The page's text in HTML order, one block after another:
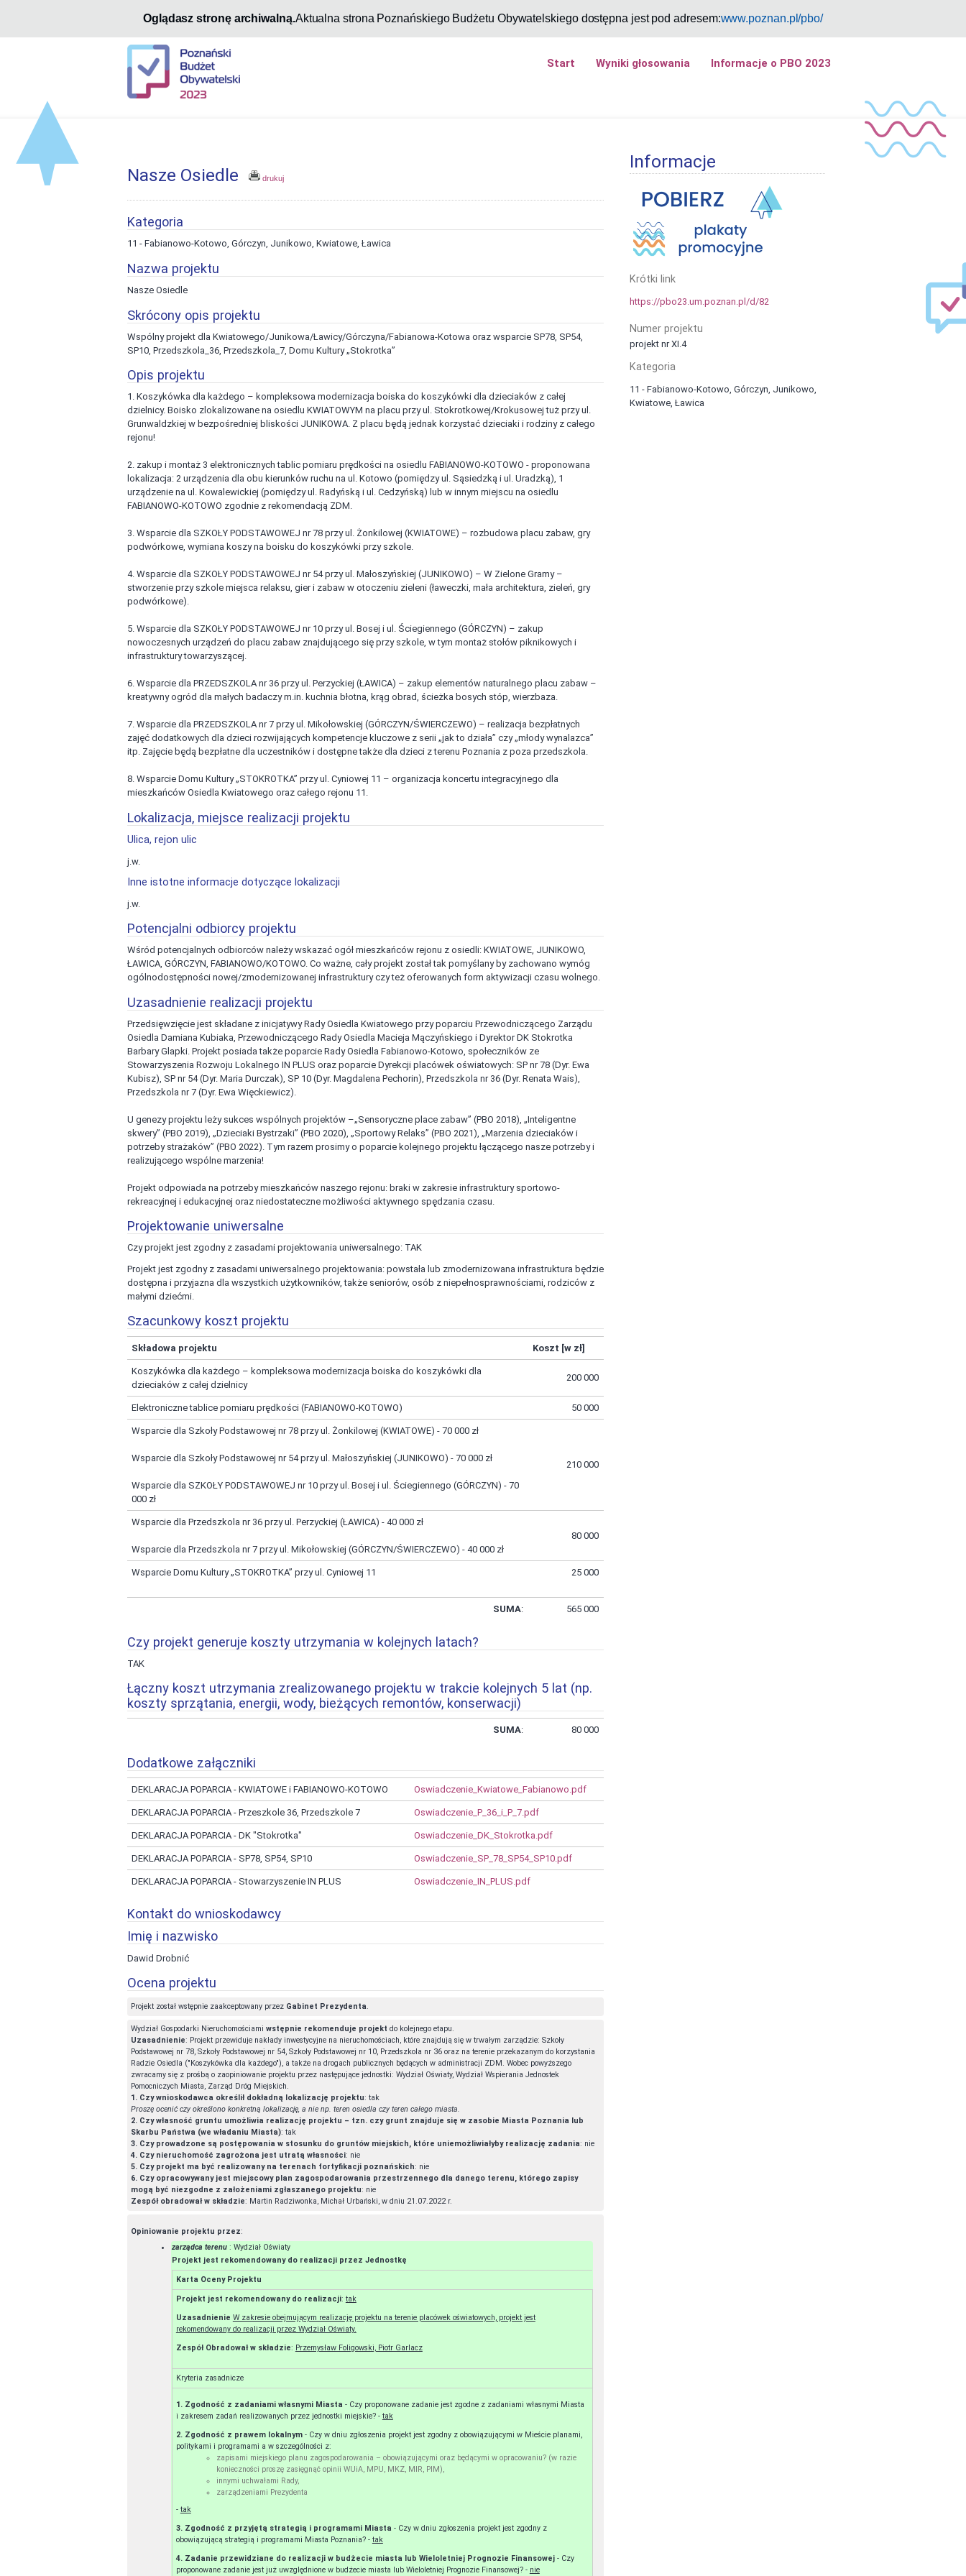
Oglądasz stronę archiwalną.Aktualna strona Poznańskiego Budżetu Obywatelskiego dostępna jest pod adresem:www.poznan.pl/pbo/
Start Wyniki głosowania Informacje o PBO 2023
Nasze Osiedle drukuj
Kategoria
11 - Fabianowo-Kotowo, Górczyn, Junikowo, Kwiatowe, Ławica
Nazwa projektu
Nasze Osiedle
Skrócony opis projektu
Wspólny projekt dla Kwiatowego/Junikowa/Ławicy/Górczyna/Fabianowa-Kotowa oraz wsparcie SP78, SP54,
SP10, Przedszkola_36, Przedszkola_7, Domu Kultury „Stokrotka”
Opis projektu
1. Koszykówka dla każdego – kompleksowa modernizacja boiska do koszykówki dla dzieciaków z całej
dzielnicy. Boisko zlokalizowane na osiedlu KWIATOWYM na placu przy ul. Stokrotkowej/Krokusowej tuż przy ul.
Grunwaldzkiej w bezpośredniej bliskości JUNIKOWA. Z placu będą jednak korzystać dzieciaki i rodziny z całego
rejonu!
2. zakup i montaż 3 elektronicznych tablic pomiaru prędkości na osiedlu FABIANOWO-KOTOWO - proponowana
lokalizacja: 2 urządzenia dla obu kierunków ruchu na ul. Kotowo (pomiędzy ul. Sąsiedzką i ul. Uradzką), 1
urządzenie na ul. Kowalewickiej (pomiędzy ul. Radyńską i ul. Cedzyńską) lub w innym miejscu na osiedlu
FABIANOWO-KOTOWO zgodnie z rekomendacją ZDM.
3. Wsparcie dla SZKOŁY PODSTAWOWEJ nr 78 przy ul. Żonkilowej (KWIATOWE) – rozbudowa placu zabaw, gry
podwórkowe, wymiana koszy na boisku do koszykówki przy szkole.
4. Wsparcie dla SZKOŁY PODSTAWOWEJ nr 54 przy ul. Małoszyńskiej (JUNIKOWO) – W Zielone Gramy –
stworzenie przy szkole miejsca relaksu, gier i zabaw w otoczeniu zieleni (ławeczki, mała architektura, zieleń, gry
podwórkowe).
5. Wsparcie dla SZKOŁY PODSTAWOWEJ nr 10 przy ul. Bosej i ul. Ściegiennego (GÓRCZYN) – zakup
nowoczesnych urządzeń do placu zabaw znajdującego się przy szkole, w tym montaż stołów piknikowych i
infrastruktury towarzyszącej.
6. Wsparcie dla PRZEDSZKOLA nr 36 przy ul. Perzyckiej (ŁAWICA) – zakup elementów naturalnego placu zabaw –
kreatywny ogród dla małych badaczy m.in. kuchnia błotna, krąg obrad, ścieżka bosych stóp, wierzbaza.
7. Wsparcie dla PRZEDSZKOLA nr 7 przy ul. Mikołowskiej (GÓRCZYN/ŚWIERCZEWO) – realizacja bezpłatnych
zajęć dodatkowych dla dzieci rozwijających kompetencje kluczowe z serii „jak to działa” czy „młody wynalazca”
itp. Zajęcie będą bezpłatne dla uczestników i dostępne także dla dzieci z terenu Poznania z poza przedszkola.
8. Wsparcie Domu Kultury „STOKROTKA” przy ul. Cyniowej 11 – organizacja koncertu integracyjnego dla
mieszkańców Osiedla Kwiatowego oraz całego rejonu 11.
Lokalizacja, miejsce realizacji projektu
Ulica, rejon ulic
j.w.
Inne istotne informacje dotyczące lokalizacji
j.w.
Potencjalni odbiorcy projektu
Wśród potencjalnych odbiorców należy wskazać ogół mieszkańców rejonu z osiedli: KWIATOWE, JUNIKOWO,
ŁAWICA, GÓRCZYN, FABIANOWO/KOTOWO. Co ważne, cały projekt został tak pomyślany by zachowano wymóg
ogólnodostępności nowej/zmodernizowanej infrastruktury czy też oferowanych form aktywizacji czasu wolnego.
Uzasadnienie realizacji projektu
Przedsięwzięcie jest składane z inicjatywy Rady Osiedla Kwiatowego przy poparciu Przewodniczącego Zarządu
Osiedla Damiana Kubiaka, Przewodniczącego Rady Osiedla Macieja Mączyńskiego i Dyrektor DK Stokrotka
Barbary Glapki. Projekt posiada także poparcie Rady Osiedla Fabianowo-Kotowo, społeczników ze
Stowarzyszenia Rozwoju Lokalnego IN PLUS oraz poparcie Dyrekcji placówek oświatowych: SP nr 78 (Dyr. Ewa
Kubisz), SP nr 54 (Dyr. Maria Durczak), SP 10 (Dyr. Magdalena Pechorin), Przedszkola nr 36 (Dyr. Renata Wais),
Przedszkola nr 7 (Dyr. Ewa Więckiewicz).
U genezy projektu leży sukces wspólnych projektów –„Sensoryczne place zabaw” (PBO 2018), „Inteligentne
skwery” (PBO 2019), „Dzieciaki Bystrzaki” (PBO 2020), „Sportowy Relaks” (PBO 2021), „Marzenia dzieciaków i
potrzeby strażaków” (PBO 2022). Tym razem prosimy o poparcie kolejnego projektu łączącego nasze potrzeby i
realizującego wspólne marzenia!
Projekt odpowiada na potrzeby mieszkańców naszego rejonu: braki w zakresie infrastruktury sportowo-
rekreacyjnej i edukacyjnej oraz niedostateczne możliwości aktywnego spędzania czasu.
Projektowanie uniwersalne
Czy projekt jest zgodny z zasadami projektowania uniwersalnego: TAK
Projekt jest zgodny z zasadami uniwersalnego projektowania: powstała lub zmodernizowana infrastruktura będzie
dostępna i przyjazna dla wszystkich użytkowników, także seniorów, osób z niepełnosprawnościami, rodziców z
małymi dziećmi.
Szacunkowy koszt projektu
Składowa projektu Koszt [w zł]
Koszykówka dla każdego – kompleksowa modernizacja boiska do koszykówki dla
dzieciaków z całej dzielnicy
200 000
Elektroniczne tablice pomiaru prędkości (FABIANOWO-KOTOWO) 50 000
Wsparcie dla Szkoły Podstawowej nr 78 przy ul. Żonkilowej (KWIATOWE) - 70 000 zł
Wsparcie dla Szkoły Podstawowej nr 54 przy ul. Małoszyńskiej (JUNIKOWO) - 70 000 zł
Wsparcie dla SZKOŁY PODSTAWOWEJ nr 10 przy ul. Bosej i ul. Ściegiennego (GÓRCZYN) - 70
000 zł
210 000
Wsparcie dla Przedszkola nr 36 przy ul. Perzyckiej (ŁAWICA) - 40 000 zł
Wsparcie dla Przedszkola nr 7 przy ul. Mikołowskiej (GÓRCZYN/ŚWIERCZEWO) - 40 000 zł
80 000
Wsparcie Domu Kultury „STOKROTKA” przy ul. Cyniowej 11 25 000
SUMA: 565 000
Czy projekt generuje koszty utrzymania w kolejnych latach?
TAK
Łączny koszt utrzymania zrealizowanego projektu w trakcie kolejnych 5 lat (np.
koszty sprzątania, energii, wody, bieżących remontów, konserwacji)
SUMA: 80 000
Dodatkowe załączniki
DEKLARACJA POPARCIA - KWIATOWE i FABIANOWO-KOTOWO Oswiadczenie_Kwiatowe_Fabianowo.pdf
DEKLARACJA POPARCIA - Przeszkole 36, Przedszkole 7 Oswiadczenie_P_36_i_P_7.pdf
DEKLARACJA POPARCIA - DK "Stokrotka" Oswiadczenie_DK_Stokrotka.pdf
DEKLARACJA POPARCIA - SP78, SP54, SP10 Oswiadczenie_SP_78_SP54_SP10.pdf
DEKLARACJA POPARCIA - Stowarzyszenie IN PLUS Oswiadczenie_IN_PLUS.pdf
Kontakt do wnioskodawcy
Imię i nazwisko
Dawid Drobnić
Ocena projektu
Projekt został wstępnie zaakceptowany przez Gabinet Prezydenta.
Wydział Gospodarki Nieruchomościami wstępnie rekomenduje projekt do kolejnego etapu.
Uzasadnienie: Projekt przewiduje nakłady inwestycyjne na nieruchomościach, które znajdują się w trwałym zarządzie: Szkoły
Podstawowej nr 78, Szkoły Podstawowej nr 54, Szkoły Podstawowej nr 10, Przedszkola nr 36 oraz na terenie przekazanym do korzystania
Radzie Osiedla ("Koszykówka dla każdego"), a także na drogach publicznych będących w administracji ZDM. Wobec powyższego
zwracamy się z prośbą o zaopiniowanie projektu przez następujące jednostki: Wydział Oświaty, Wydział Wspierania Jednostek
Pomocniczych Miasta, Zarząd Dróg Miejskich.
1. Czy wnioskodawca określił dokładną lokalizację projektu: tak
Proszę ocenić czy określono konkretną lokalizację, a nie np. teren osiedla czy teren całego miasta.
2. Czy własność gruntu umożliwia realizację projektu – tzn. czy grunt znajduje się w zasobie Miasta Poznania lub
Skarbu Państwa (we władaniu Miasta): tak
3. Czy prowadzone są postępowania w stosunku do gruntów miejskich, które uniemożliwiałyby realizację zadania: nie
4. Czy nieruchomość zagrożona jest utratą własności: nie
5. Czy projekt ma być realizowany na terenach fortyfikacji poznańskich: nie
6. Czy opracowywany jest miejscowy plan zagospodarowania przestrzennego dla danego terenu, którego zapisy
mogą być niezgodne z założeniami zgłaszanego projektu: nie
Zespół obradował w składzie: Martin Radziwonka, Michał Urbański, w dniu 21.07.2022 r.
Opiniowanie projektu przez:
zarządca terenu : Wydział Oświaty
Projekt jest rekomendowany do realizacji przez Jednostkę
Karta Oceny Projektu
Projekt jest rekomendowany do realizacji: tak
Uzasadnienie W zakresie obejmującym realizację projektu na terenie placówek oświatowych, projekt jest
rekomendowany do realizacji przez Wydział Oświaty.
Zespół Obradował w składzie: Przemysław Foligowski, Piotr Garlacz
Kryteria zasadnicze
1. Zgodność z zadaniami własnymi Miasta - Czy proponowane zadanie jest zgodne z zadaniami własnymi Miasta
i zakresem zadań realizowanych przez jednostki miejskie? - tak
2. Zgodność z prawem lokalnym - Czy w dniu zgłoszenia projekt jest zgodny z obowiązującymi w Mieście planami,
politykami i programami a w szczególności z:
zapisami miejskiego planu zagospodarowania – obowiązującymi oraz będącymi w opracowaniu? (w razie
konieczności proszę zasięgnąć opinii WUiA, MPU, MKZ, MIR, PIM),
innymi uchwałami Rady,
zarządzeniami Prezydenta
- tak
3. Zgodność z przyjętą strategią i programami Miasta - Czy w dniu zgłoszenia projekt jest zgodny z
obowiązującą strategią i programami Miasta Poznania? - tak
4. Zadanie przewidziane do realizacji w budżecie miasta lub Wieloletniej Prognozie Finansowej - Czy
proponowane zadanie jest już uwzględnione w budżecie miasta lub Wieloletniej Prognozie Finansowej? - nie
Informacje
Krótki link
https://pbo23.um.poznan.pl/d/82
Numer projektu
projekt nr XI.4
Kategoria
11 - Fabianowo-Kotowo, Górczyn, Junikowo,
Kwiatowe, Ławica